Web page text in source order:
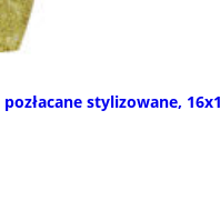
stylizowane,